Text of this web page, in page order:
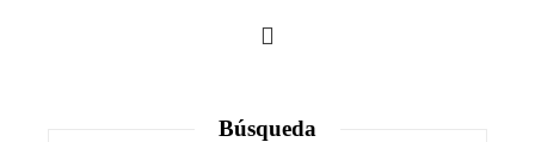
Búsqueda